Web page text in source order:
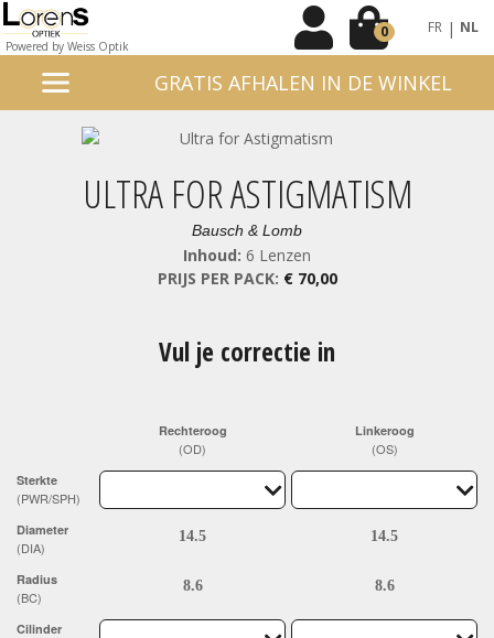
Powered by Weiss Optik
0 FR | NL
GRATIS AFHALEN IN DE WINKEL
ULTRA FOR ASTIGMATISM
Bausch & Lomb
Inhoud: 6 Lenzen
PRIJS PER PACK: € 70,00
Vul je correctie in
Sterkte
(PWR/SPH)
Diameter
(DIA)
Radius
(BC)
Cilinder
Rechteroog
(OD)
Linkeroog
(OS)